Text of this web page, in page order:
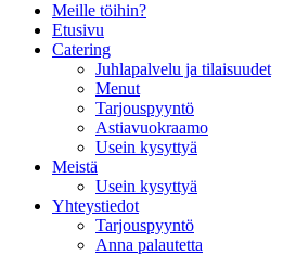
Meille töihin?
Etusivu
Catering
Juhlapalvelu ja tilaisuudet
Menut
Tarjouspyyntö
Astiavuokraamo
Usein kysyttyä
Meistä
Usein kysyttyä
Yhteystiedot
Tarjouspyyntö
Anna palautetta